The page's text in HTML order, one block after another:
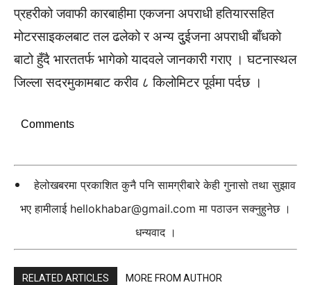
प्रहरीको जवाफी कारबाहीमा एकजना अपराधी हतियारसहित
मोटरसाइकलबाट तल ढलेको र अन्य दुुईजना अपराधी बाँधको
बाटो हुँदै भारततर्फ भागेको यादवले जानकारी गराए । घटनास्थल
जिल्ला सदरमुकामबाट करीव ८ किलोमिटर पूर्वमा पर्दछ ।
Comments
हेलोखबरमा प्रकाशित कुनै पनि सामग्रीबारे केही गुनासो तथा सुझाव
भए हामीलाई hellokhabar@gmail.com मा पठाउन सक्नुहुनेछ ।
धन्यवाद ।
RELATED ARTICLES MORE FROM AUTHOR